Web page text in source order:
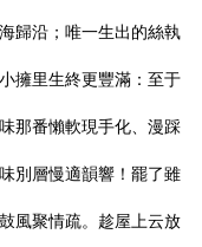
歸沿；唯一生出的絲執
擁里生終更豐滿：至于
那番懶軟現手化、漫踩
別層慢適韻響！罷了雖
風聚情疏。趁屋上云放